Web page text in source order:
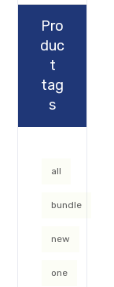
Pro
duc
t
tag
s
all
bundle
new
one